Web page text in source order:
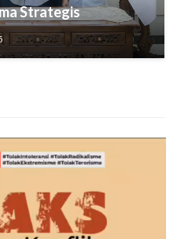
Strategis